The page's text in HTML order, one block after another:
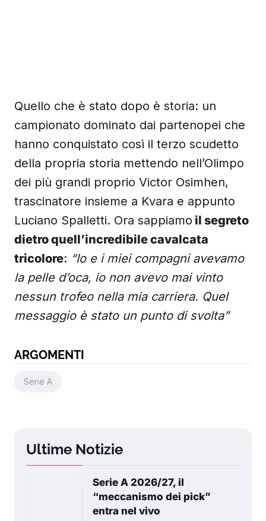
Quello che è stato dopo è storia: un
campionato dominato dai partenopei che
hanno conquistato così il terzo scudetto
della propria storia mettendo nell’Olimpo
dei più grandi proprio Victor Osimhen,
trascinatore insieme a Kvara e appunto
Luciano Spalletti. Ora sappiamo il segreto
dietro quell’incredibile cavalcata
tricolore: “Io e i miei compagni avevamo
la pelle d’oca, io non avevo mai vinto
nessun trofeo nella mia carriera. Quel
messaggio è stato un punto di svolta”
ARGOMENTI
Serie A
Ultime Notizie
Serie A 2026/27, il
“meccanismo dei pick”
entra nel vivo